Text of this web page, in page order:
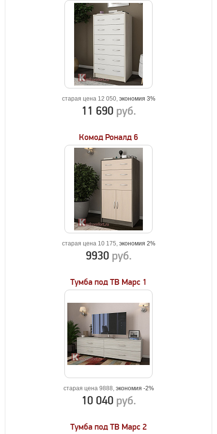
старая цена 12 050, экономия 3%
11 690 руб.
Комод Роналд 6
старая цена 10 175, экономия 2%
9930 руб.
Тумба под ТВ Марс 1
старая цена 9888, экономия -2%
10 040 руб.
Тумба под ТВ Марс 2